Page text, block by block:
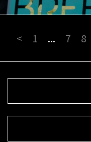
< 1 ... 7 8